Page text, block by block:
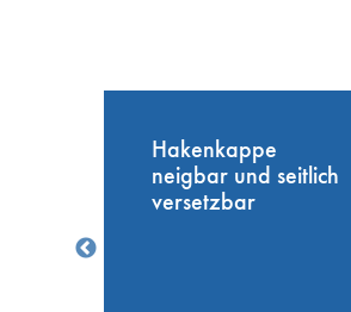
Hakenkappe
neigbar und seitlich
versetzbar